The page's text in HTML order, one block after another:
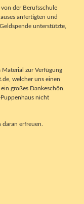
der Berufsschule
anfertigten und
unterstützte,
Material zur Verfügung
welcher uns einen
großes Dankeschön.
nicht
erfreuen.